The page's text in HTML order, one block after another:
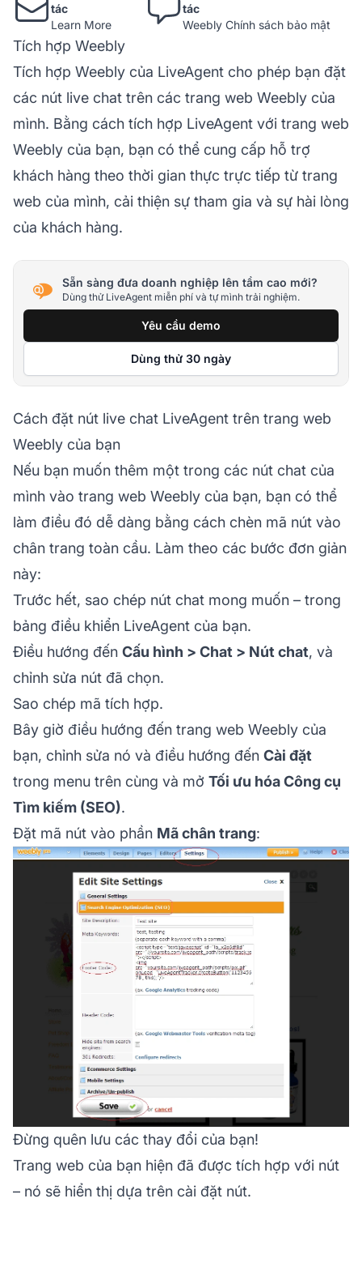
tác
Learn More
tác
Weebly Chính sách bảo mật
Tích hợp Weebly
Tích hợp Weebly của LiveAgent cho phép bạn đặt
các nút live chat trên các trang web Weebly của
mình. Bằng cách tích hợp LiveAgent với trang web
Weebly của bạn, bạn có thể cung cấp hỗ trợ
khách hàng theo thời gian thực trực tiếp từ trang
web của mình, cải thiện sự tham gia và sự hài lòng
của khách hàng.
Sẵn sàng đưa doanh nghiệp lên tầm cao mới?
Dùng thử LiveAgent miễn phí và tự mình trải nghiệm.
Yêu cầu demo
Dùng thử 30 ngày
Cách đặt nút live chat LiveAgent trên trang web
Weebly của bạn
Nếu bạn muốn thêm một trong các nút chat của
mình vào trang web Weebly của bạn, bạn có thể
làm điều đó dễ dàng bằng cách chèn mã nút vào
chân trang toàn cầu. Làm theo các bước đơn giản
này:
Trước hết, sao chép nút chat mong muốn – trong
bảng điều khiển LiveAgent của bạn.
Điều hướng đến Cấu hình > Chat > Nút chat, và
chỉnh sửa nút đã chọn.
Sao chép mã tích hợp.
Bây giờ điều hướng đến trang web Weebly của
bạn, chỉnh sửa nó và điều hướng đến Cài đặt
trong menu trên cùng và mở Tối ưu hóa Công cụ
Tìm kiếm (SEO).
Đặt mã nút vào phần Mã chân trang:
Đừng quên lưu các thay đổi của bạn!
Trang web của bạn hiện đã được tích hợp với nút
– nó sẽ hiển thị dựa trên cài đặt nút.